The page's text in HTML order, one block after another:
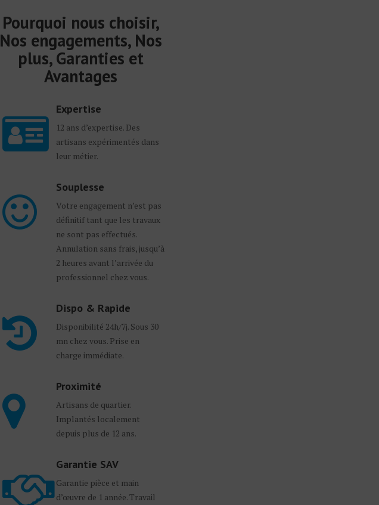
Pourquoi nous choisir,
Nos engagements, Nos
plus, Garanties et
Avantages
Expertise
12 ans d’expertise. Des
artisans expérimentés dans
leur métier.
Souplesse
Votre engagement n’est pas
définitif tant que les travaux
ne sont pas effectués.
Annulation sans frais, jusqu’à
2 heures avant l’arrivée du
professionnel chez vous.
Dispo & Rapide
Disponibilité 24h/7j. Sous 30
mn chez vous. Prise en
charge immédiate.
Proximité
Artisans de quartier.
Implantés localement
depuis plus de 12 ans.
Garantie SAV
Garantie pièce et main
d’œuvre de 1 année. Travail